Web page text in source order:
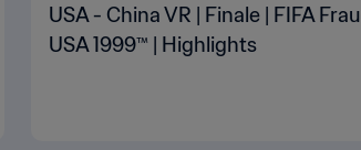
USA - China VR | Finale | FIFA
USA 1999™ | Highlights